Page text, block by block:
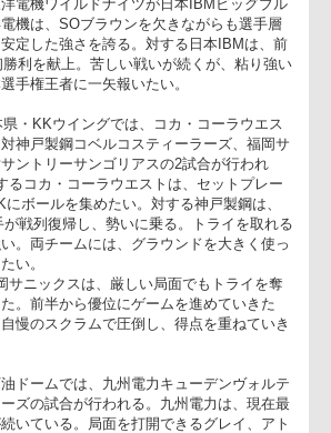
横河武蔵野は、ひたむきなディフェンスと
ックで活路を見出したい。アップセットはあ
洋電機ワイルドナイツが日本IBMビッグブ
電機は、SOブラウンを欠きながらも選手層
安定した強さを誇る。対する日本IBMは、
初勝利を献上。苦しい戦いが続くが、粘り強
選手権王者に一矢報いたい。
本県・KKウイングでは、コカ・コーラウエ
対神戸製鋼コベルコスティーラーズ、福岡
サントリーサンゴリアスの2試合が行われ
するコカ・コーラウエストは、セットプレ
にボールを集めたい。対する神戸製鋼は、
い。両チームには、グラウンドを大きく使
たい。